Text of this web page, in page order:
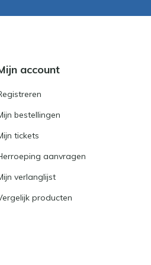
account
bestellingen
tickets
aanvragen
verlanglijst
producten